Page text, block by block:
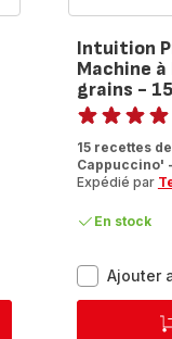
Ajouter
Intuition
Machine
grains -
Note
15 recettes
Cappuccino'
Expédié par
En stock